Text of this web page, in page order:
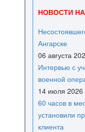
НОВОСТИ
Ангарске
06 августа
Интервью с
военной
14 июля 2026
60 часов в
установили
клиента